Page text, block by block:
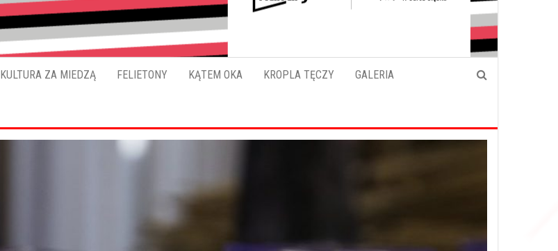
KULTURA ZA MIEDZĄ FELIETONY KĄTEM OKA KROPLA TĘCZY GALERIA